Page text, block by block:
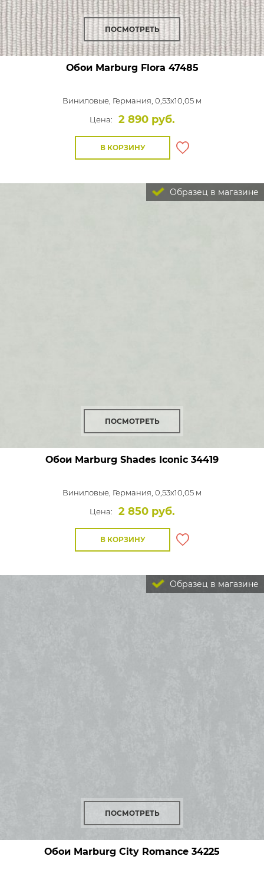
ПОСМОТРЕТЬ
Обои Marburg Flora 47485
Виниловые, Германия, 0,53x10,05 м
Цена:
2 890 руб.
В КОРЗИНУ
Образец в магазине
ПОСМОТРЕТЬ
Обои Marburg Shades Iconic 34419
Виниловые, Германия, 0,53x10,05 м
Цена:
2 850 руб.
В КОРЗИНУ
Образец в магазине
ПОСМОТРЕТЬ
Обои Marburg City Romance 34225